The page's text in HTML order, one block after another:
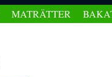
MATRÄTTER